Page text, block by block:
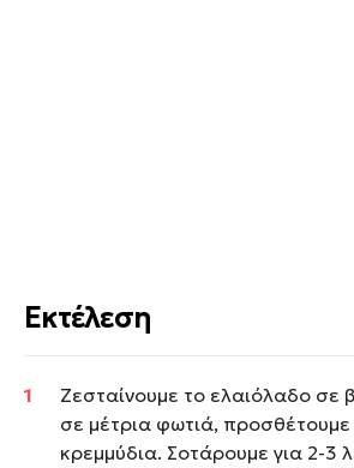
Εκτέλεση
Ζεσταίνουμε το ελαιόλαδο σε
σε μέτρια φωτιά,
κρεμμύδια. Σοτάρουμε για 2-3